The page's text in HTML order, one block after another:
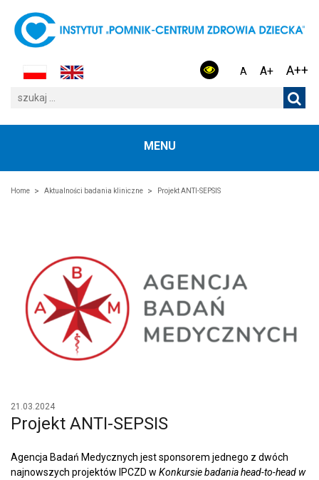
A A+ A++
MENU
Home Aktualności badania kliniczne Projekt ANTI-SEPSIS
21.03.2024
Projekt ANTI-SEPSIS
Agencja Badań Medycznych jest sponsorem jednego z dwóch
najnowszych projektów IPCZD w Konkursie badania head-to-head w